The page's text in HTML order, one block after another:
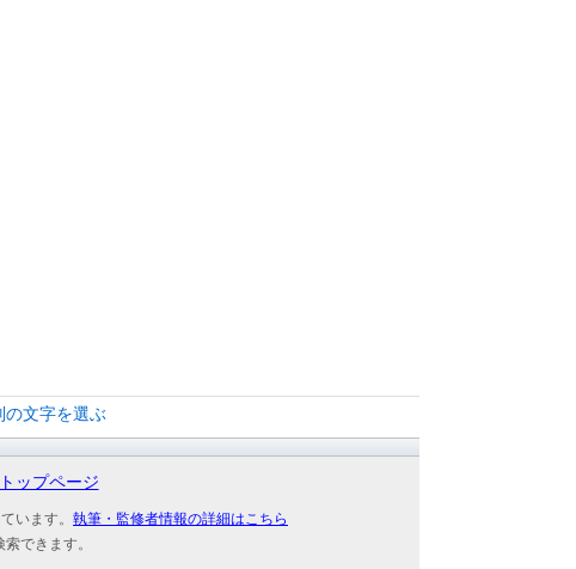
文字を選ぶ
トップページ
います。 執筆・監修者情報の詳細はこちら
できます。